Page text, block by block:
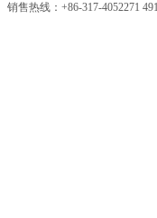
销售热线：+86-317-4052271